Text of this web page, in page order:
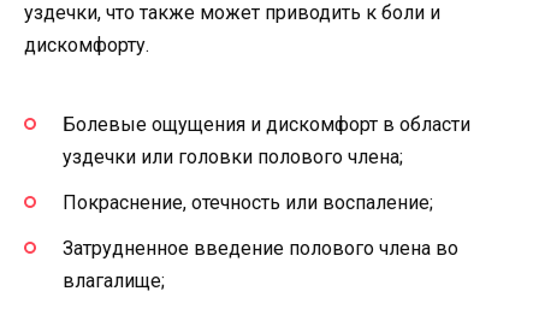
уздечки, что также может приводить к боли и
дискомфорту.
Болевые ощущения и дискомфорт в области
уздечки или головки полового члена;
Покраснение, отечность или воспаление;
Затрудненное введение полового члена во
влагалище;